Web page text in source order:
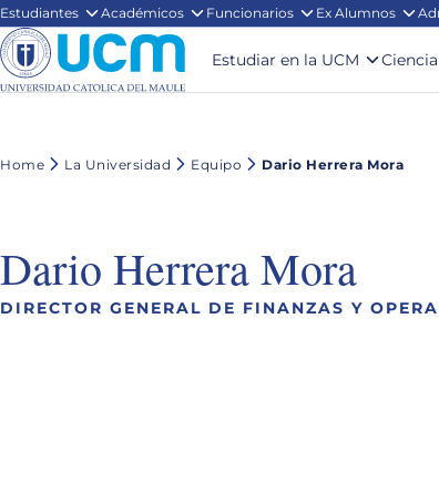
Estudiantes Académicos Funcionarios Ex Alumnos
Estudiar en la UCM
Home La Universidad Equipo Dario Herrera Mora
Dario Herrera Mora
DIRECTOR GENERAL DE FINANZAS Y